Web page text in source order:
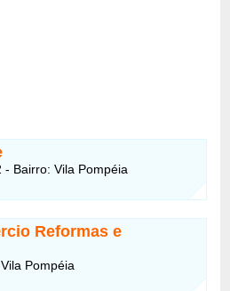
- Bairro: Vila Pompéia
Reformas e
Pompéia